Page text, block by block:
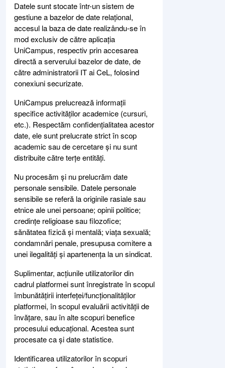
Datele sunt stocate într-un sistem de
gestiune a bazelor de date relațional,
accesul la baza de date realizându-se în
mod exclusiv de către aplicația
UniCampus, respectiv prin accesarea
directă a serverului bazelor de date, de
către administratorii IT ai CeL, folosind
conexiuni securizate.
UniCampus prelucrează informații
specifice activităților academice (cursuri,
etc.). Respectăm confidențialitatea acestor
date, ele sunt prelucrate strict în scop
academic sau de cercetare și nu sunt
distribuite către terțe entități.
Nu procesăm și nu prelucrăm date
personale sensibile. Datele personale
sensibile se referă la originile rasiale sau
etnice ale unei persoane; opinii politice;
credințe religioase sau filozofice;
sănătatea fizică și mentală; viața sexuală;
condamnări penale, presupusa comitere a
unei ilegalități și apartenența la un sindicat.
Suplimentar, acțiunile utilizatorilor din
cadrul platformei sunt înregistrate în scopul
îmbunătățirii interfeței/funcționalităților
platformei, în scopul evaluării activității de
învățare, sau în alte scopuri benefice
procesului educațional. Acestea sunt
procesate ca și date statistice.
Identificarea utilizatorilor în scopuri